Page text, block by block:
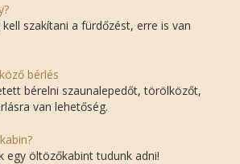
szakítani a fürdőzést, erre is van
bérlés
bérelni szaunalepedőt, törölközőt,
van lehetőség.
egy öltözőkabint tudunk adni!